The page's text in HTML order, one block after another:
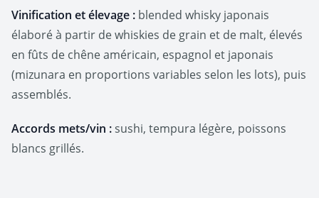
Vinification et élevage : blended whisky japonais
élaboré à partir de whiskies de grain et de malt, élevés
en fûts de chêne américain, espagnol et japonais
(mizunara en proportions variables selon les lots), puis
assemblés.
Accords mets/vin :sushi, tempura légère, poissons
blancs grillés.